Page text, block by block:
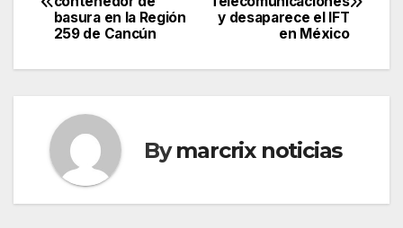
navigation
y desaparece el IFT
en México
basura en la Región
259 de Cancún
Bymarcrix noticias